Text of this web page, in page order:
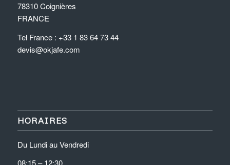
78310 Coignières
FRANCE
Tel France : +33 1 83 64 73 44
devis@okjafe.com
HORAIRES
Du Lundi au Vendredi
08:15 – 12:30